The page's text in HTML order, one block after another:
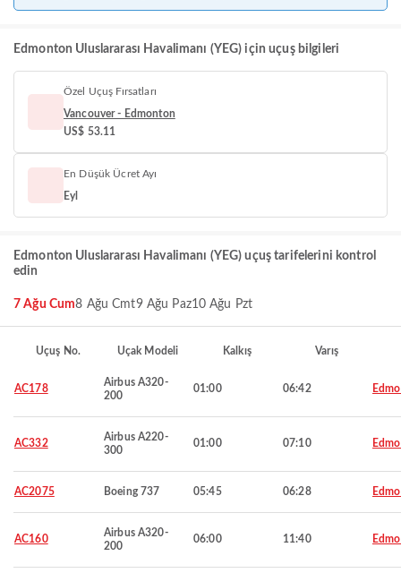
Edmonton Uluslararası Havalimanı (YEG) için uçuş bilgileri
Özel Uçuş Fırsatları
Vancouver - Edmonton
US$ 53.11
En Düşük Ücret Ayı
Eyl
Edmonton Uluslararası Havalimanı (YEG) uçuş tarifelerini kontrol
edin
7 Ağu Cum8 Ağu Cmt9 Ağu Paz10 Ağu Pzt
Uçuş No. Uçak Modeli Kalkış Varış
AC178
Airbus A320-
200
01:00 06:42
AC332
Airbus A220-
300
01:00 07:10
AC2075 Boeing 737 05:45 06:28
AC160
Airbus A320-
200
06:00 11:40